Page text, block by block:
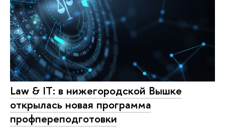
Law & IT: в нижегородской Вышке
открылась новая программа
профпереподготовки